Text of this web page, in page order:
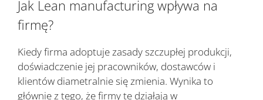
Jak Lean manufacturing wpływa na
firmę?
Kiedy firma adoptuje zasady szczupłej produkcji,
doświadczenie jej pracowników, dostawców i
klientów diametralnie się zmienia. Wynika to
głównie z tego, że firmy te działają w